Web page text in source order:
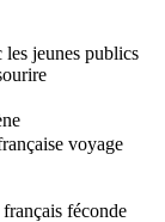
jeunes publics
voyage
féconde